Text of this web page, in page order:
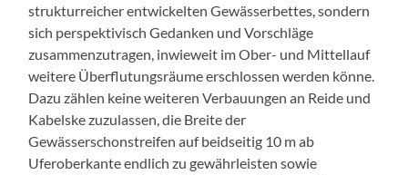
strukturreicher entwickelten Gewässerbettes, sondern
sich perspektivisch Gedanken und Vorschläge
zusammenzutragen, inwieweit im Ober- und Mittellauf
weitere Überflutungsräume erschlossen werden könne.
Dazu zählen keine weiteren Verbauungen an Reide und
Kabelske zuzulassen, die Breite der
Gewässerschonstreifen auf beidseitig 10 m ab
Uferoberkante endlich zu gewährleisten sowie